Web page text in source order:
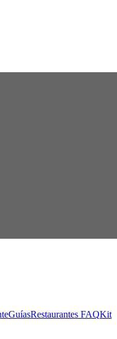
GuíasRestaurantes FAQKit